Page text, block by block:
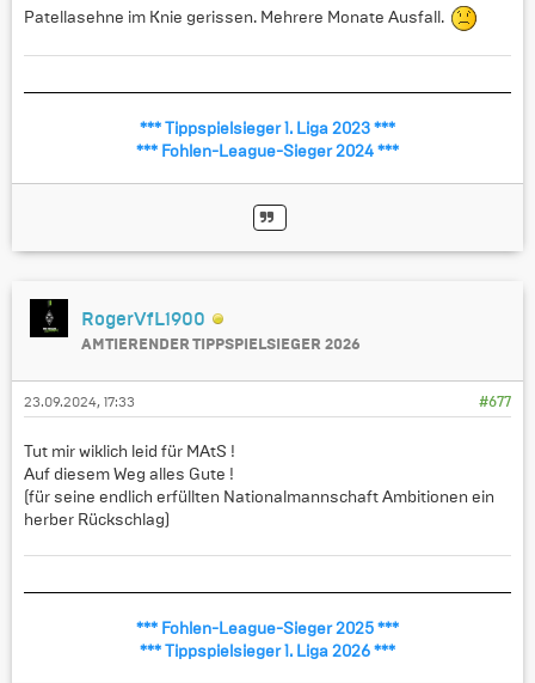
Patellasehne im Knie gerissen. Mehrere Monate Ausfall.
*** Tippspielsieger 1. Liga 2023 ***
*** Fohlen-League-Sieger 2024 ***
RogerVfL1900
AMTIERENDER TIPPSPIELSIEGER 2026
#677
23.09.2024, 17:33
Tut mir wiklich leid für MAtS !
Auf diesem Weg alles Gute !
(für seine endlich erfüllten Nationalmannschaft Ambitionen ein
herber Rückschlag)
*** Fohlen-League-Sieger 2025 ***
*** Tippspielsieger 1. Liga 2026 ***